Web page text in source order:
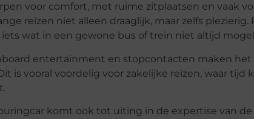
voor comfort, met ruime zitplaatsen en vaak
reizen niet alleen draaglijk, maar zelfs
wat in een gewone bus of trein niet altijd
entertainment en stopcontacten maken
is vooral voordelig voor zakelijke reizen, waar
komt ook tot uiting in de expertise van de